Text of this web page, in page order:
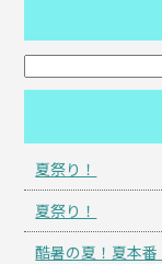
夏祭り！
夏祭り！
酷暑の夏！夏本番